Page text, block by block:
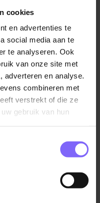
cookies
en advertenties te
social media aan te
te analyseren. Ook
van onze site met
adverteren en analyse.
combineren met
verstrekt of die ze
gebruik van hun